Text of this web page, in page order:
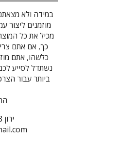
במידה ולא
מוזמנים ליצור
מכיל את כל
כך, אם אתם
כלשהו, אתם
נשתדל לסייע
ביותר עבור
ירון 054-8814578